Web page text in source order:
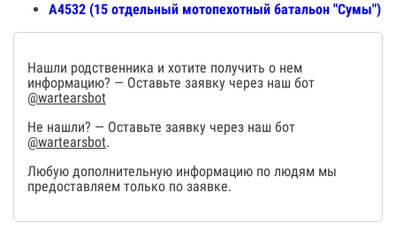
А4532 (15 отдельный мотопехотный батальон "Сумы")
Нашли родственника и хотите получить о нем
информацию? — Оставьте заявку через наш бот
@wartearsbot
Не нашли? — Оставьте заявку через наш бот
@wartearsbot.
Любую дополнительную информацию по людям мы
предоставляем только по заявке.